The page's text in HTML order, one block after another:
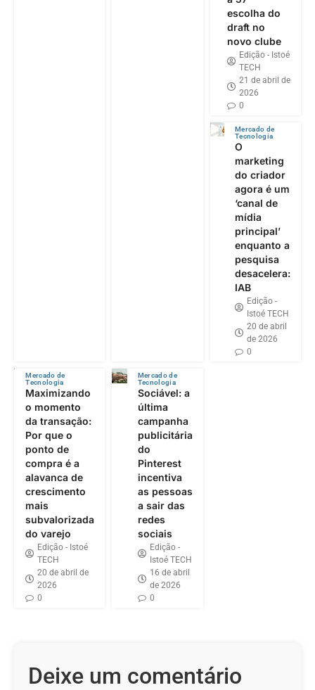
escolha do
draft no
novo clube
Edição - Istoé
TECH
21 de abril de
2026
0
Mercado de
Tecnologia
O
marketing
do criador
agora é um
‘canal de
mídia
principal’
enquanto a
pesquisa
desacelera:
IAB
Edição -
Istoé TECH
20 de abril
de 2026
0
Mercado de
Tecnologia
Maximizando
o momento
da transação:
Por que o
ponto de
compra é a
alavanca de
crescimento
mais
subvalorizada
do varejo
Edição - Istoé
TECH
20 de abril de
2026
0
Mercado de
Tecnologia
Sociável: a
última
campanha
publicitária
do
Pinterest
incentiva
as pessoas
a sair das
redes
sociais
Edição -
Istoé TECH
16 de abril
de 2026
0
Deixe um comentário